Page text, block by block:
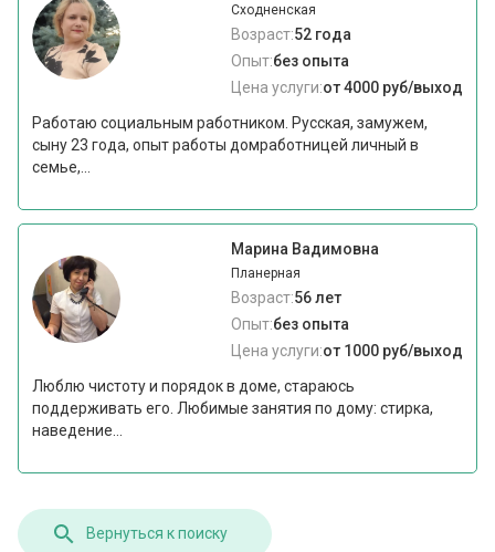
Сходненская
Возраст:52 года
Опыт:без опыта
Цена услуги:от 4000 руб/выход
Работаю социальным работником. Русская, замужем,
сыну 23 года, опыт работы домработницей личный в
семье,...
Марина Вадимовна
Планерная
Возраст:56 лет
Опыт:без опыта
Цена услуги:от 1000 руб/выход
Люблю чистоту и порядок в доме, стараюсь
поддерживать его. Любимые занятия по дому: стирка,
наведение...
Вернуться к поиску